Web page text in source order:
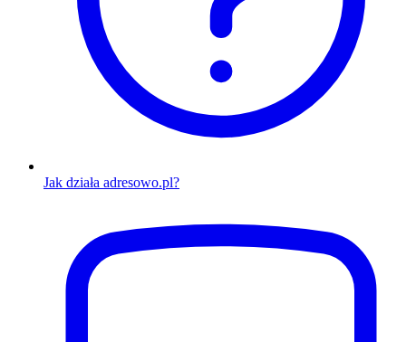
Jak działa adresowo.pl?